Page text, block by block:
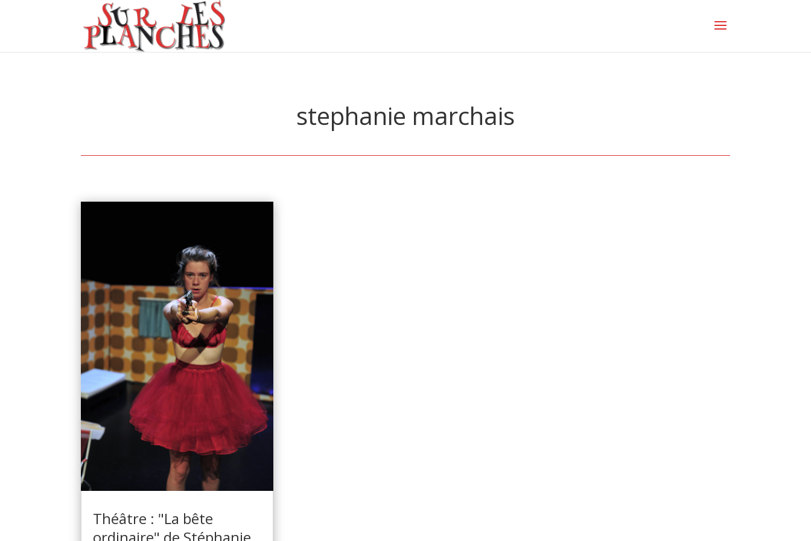
stephanie marchais
Théâtre : "La bête